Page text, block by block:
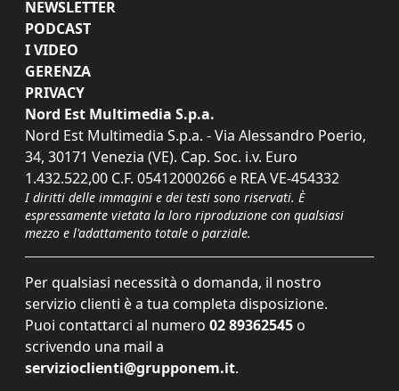
NEWSLETTER
PODCAST
I VIDEO
GERENZA
PRIVACY
Nord Est Multimedia S.p.a.
Nord Est Multimedia S.p.a. - Via Alessandro Poerio,
34, 30171 Venezia (VE). Cap. Soc. i.v. Euro
1.432.522,00 C.F. 05412000266 e REA VE-454332
I diritti delle immagini e dei testi sono riservati. È
espressamente vietata la loro riproduzione con qualsiasi
mezzo e l'adattamento totale o parziale.
Per qualsiasi necessità o domanda, il nostro
servizio clienti è a tua completa disposizione.
Puoi contattarci al numero 02 89362545 o
scrivendo una mail a
servizioclienti@grupponem.it.